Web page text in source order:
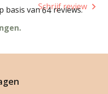
Schrijf review
basis van64 reviews.